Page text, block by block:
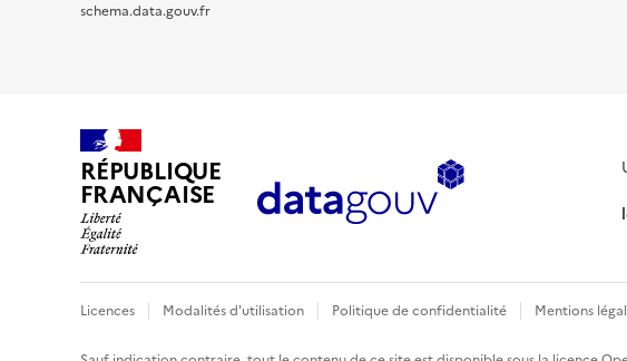
schema.data.gouv.fr
RÉPUBLIQUE
FRANÇAISE
Licences Modalités d'utilisation Politique de confidentialité Mentions